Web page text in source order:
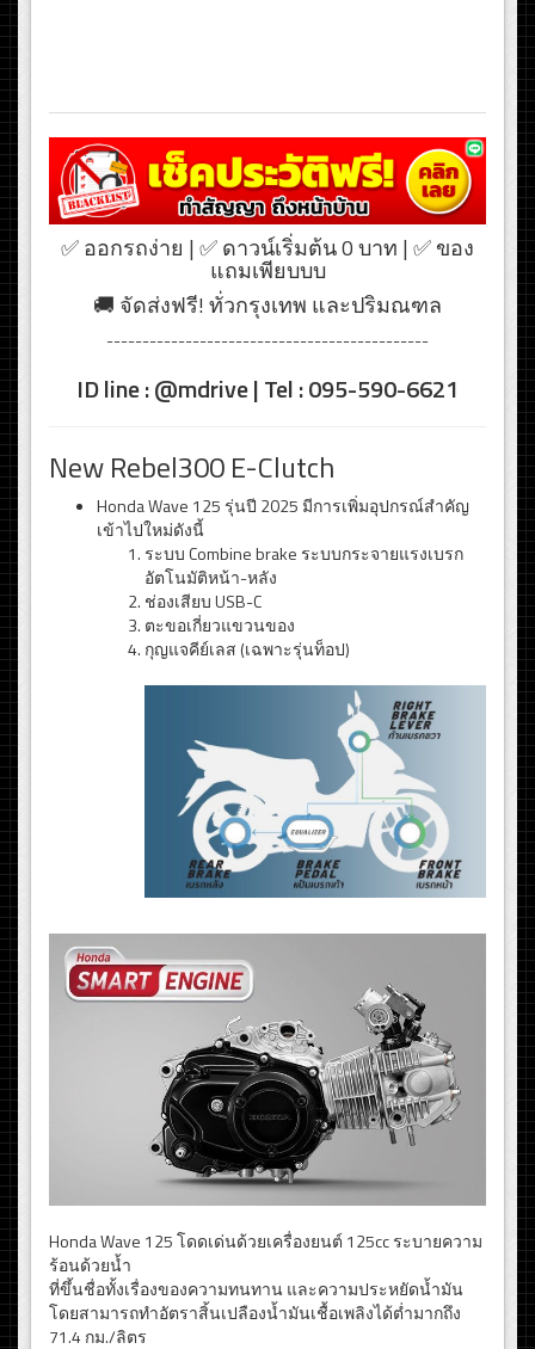
✅ ออกรถง่าย | ✅ ดาวน์เริ่มต้น 0 บาท | ✅ ของ
แถมเพียบบบ
🚚 จัดส่งฟรี! ทั่วกรุงเทพ และปริมณฑล
---------------------------------------------
ID line : @mdrive | Tel : 095-590-6621
New Rebel300 E-Clutch
Honda Wave 125 รุ่นปี 2025 มีการเพิ่มอุปกรณ์สำคัญ
เข้าไปใหม่ดังนี้
ระบบ Combine brake ระบบกระจายแรงเบรก
อัตโนมัติหน้า-หลัง
ช่องเสียบ USB-C
ตะขอเกี่ยวแขวนของ
กุญแจคีย์เลส (เฉพาะรุ่นท็อป)
Honda Wave 125 โดดเด่นด้วยเครื่องยนต์ 125cc ระบายความ
ร้อนด้วยน้ำ
ที่ขึ้นชื่อทั้งเรื่องของความทนทาน และความประหยัดน้ำมัน
โดยสามารถทำอัตราสิ้นเปลืองน้ำมันเชื้อเพลิงได้ต่ำมากถึง
71.4 กม./ลิตร